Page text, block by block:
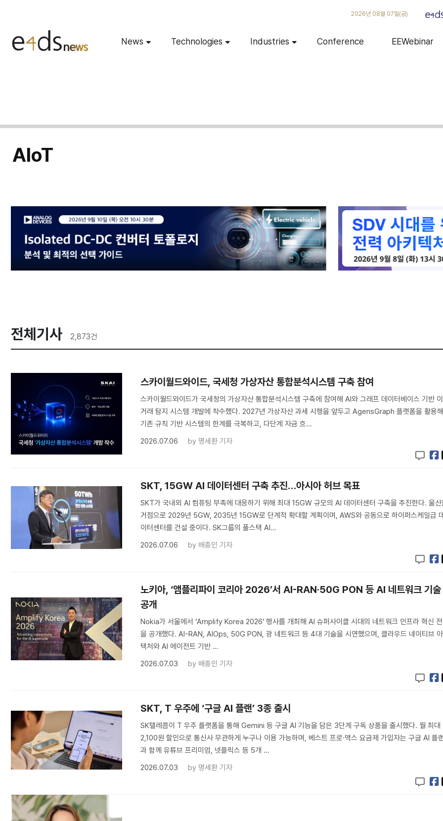
2026년 08월 07일(금)
News Technologies Industries Conference EEWebinar
AIoT
전체기사 2,873건
스카이월드와이드, 국세청 가상자산 통합분석시스템 구축 참여
스카이월드와이드가 국세청의 가상자산 통합분석시스템 구축에 참여해 AI와 그래프 데이터베이스 기반
거래 탐지 시스템 개발에 착수했다. 2027년 가상자산 과세 시행을 앞두고 AgensGraph 플랫폼을 활용해
기존 규칙 기반 시스템의 한계를 극복하고, 다단계 자금 흐…
2026.07.06
by 명세환 기자
SKT, 15GW AI 데이터센터 구축 추진…아시아 허브 목표
SKT가 국내외 AI 컴퓨팅 부족에 대응하기 위해 최대 15GW 규모의 AI 데이터센터 구축을 추진한다. 울산
거점으로 2029년 5GW, 2035년 15GW로 단계적 확대할 계획이며, AWS와 공동으로 하이퍼스케일급 데
이터센터를 건설 중이다. SK그룹의 풀스택 AI…
2026.07.06
by 배종인 기자
노키아, ‘앰플리파이 코리아 2026’서 AI-RAN·50G PON 등 AI 네트워크 기술
공개
Nokia가 서울에서 ‘Amplify Korea 2026’ 행사를 개최해 AI 슈퍼사이클 시대의 네트워크 인프라 혁신
을 공개했다. AI-RAN, AIOps, 50G PON, 광 네트워크 등 4대 기술을 시연했으며, 클라우드 네이티브 아
텍처와 AI 에이전트 기반 …
2026.07.03
by 배종인 기자
SKT, T 우주에 ‘구글 AI 플랜’ 3종 출시
SK텔레콤이 T 우주 플랫폼을 통해 Gemini 등 구글 AI 기능을 담은 3단계 구독 상품을 출시했다. 월 최대
2,100원 할인으로 통신사 무관하게 누구나 이용 가능하며, 베스트 프로·맥스 요금제 가입자는 구글 AI 플랜
과 함께 유튜브 프리미엄, 넷플릭스 등 5개 …
2026.07.03
by 명세환 기자